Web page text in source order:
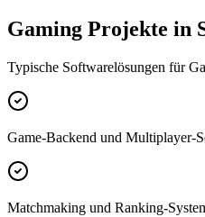
Gaming Projekte in
Typische Softwarelösungen für
Game-Backend und Multiplayer-
Matchmaking und Ranking-